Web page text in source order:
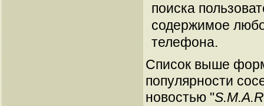
поиска
содержимое
телефона.
Список выше
популярности
новостью "